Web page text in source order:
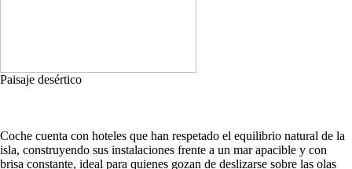
Paisaje desértico
Coche cuenta con hoteles que han respetado el equilibrio natural de la
isla, construyendo sus instalaciones frente a un mar apacible y con
brisa constante, ideal para quienes gozan de deslizarse sobre las olas